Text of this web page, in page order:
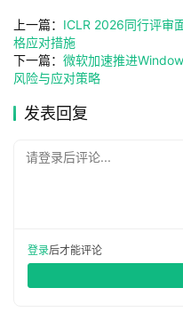
联
系
上一篇： ICLR 2026同行评审
格应对措施
下一篇： 微软加速推进
风险与应对策略
发表回复
请登录后评论...
登录后才能评论